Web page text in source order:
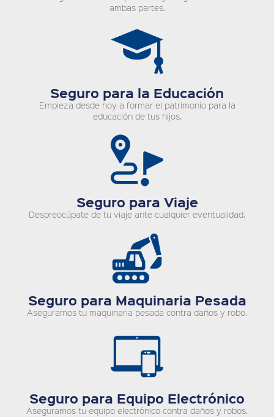
ambas partes.
Seguro para la Educación
Empieza desde hoy a formar el patrimonio para la
educación de tus hijos.
Seguro para Viaje
Despreocúpate de tu viaje ante cualquier eventualidad.
Seguro para Maquinaria Pesada
Aseguramos tu maquinaria pesada contra daños y robo.
Seguro para Equipo Electrónico
Aseguramos tu equipo electrónico contra daños y robos.